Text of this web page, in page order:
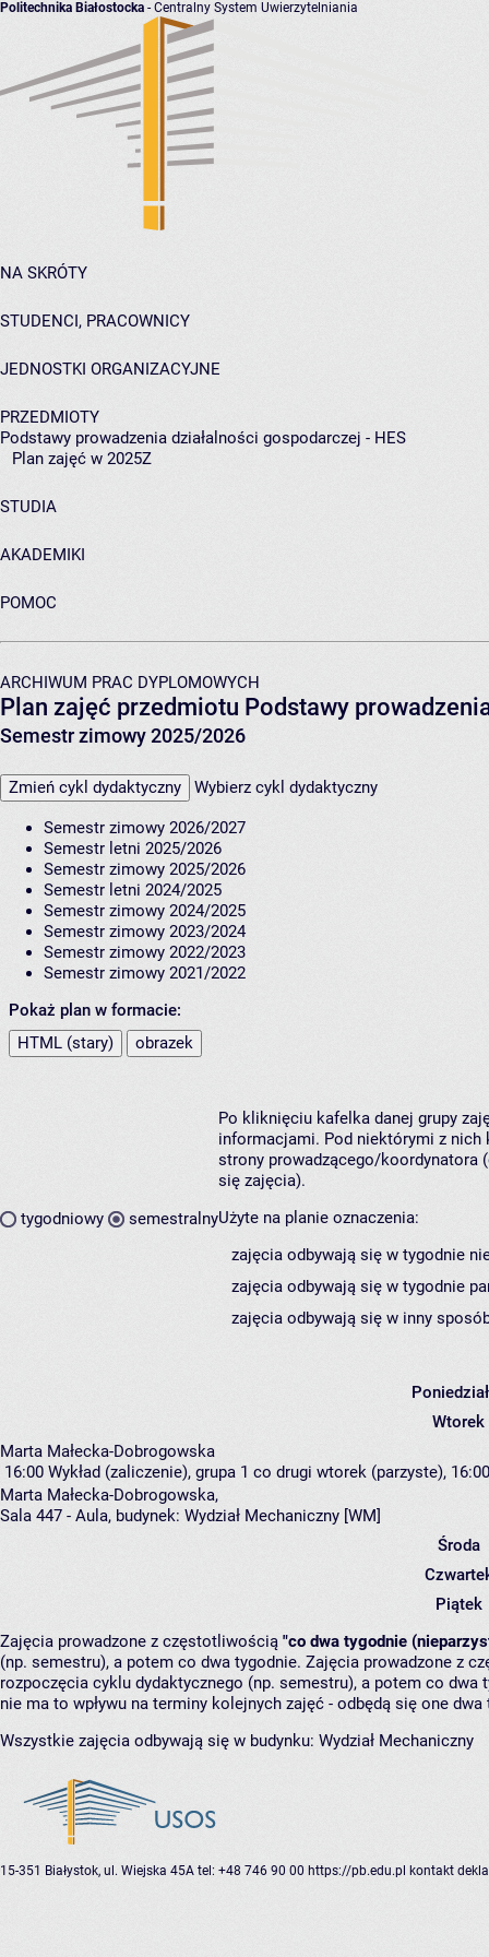
Politechnika Białostocka - Centralny System Uwierzytelniania
NA SKRÓTY
STUDENCI, PRACOWNICY
JEDNOSTKI ORGANIZACYJNE
PRZEDMIOTY
Podstawy prowadzenia działalności gospodarczej - HES
Plan zajęć w 2025Z
STUDIA
AKADEMIKI
POMOC
ARCHIWUM PRAC DYPLOMOWYCH
Plan zajęć przedmiotu Podstawy
Semestr zimowy 2025/2026
Zmień cykl dydaktyczny Wybierz cykl dydaktyczny
Semestr zimowy 2026/2027
Semestr letni 2025/2026
Semestr zimowy 2025/2026
Semestr letni 2024/2025
Semestr zimowy 2024/2025
Semestr zimowy 2023/2024
Semestr zimowy 2022/2023
Semestr zimowy 2021/2022
Pokaż plan w formacie:
HTML (stary)
obrazek
tygodniowy semestralny
Po kliknięciu kafelka danej grupy
informacjami. Pod niektórymi z nich
strony prowadzącego/koordynatora
się zajęcia).
Użyte na planie oznaczenia:
zajęcia odbywają się w tygodnie
zajęcia odbywają się w tygodnie
zajęcia odbywają się w inny
Wtorek
Marta Małecka-Dobrogowska
16:00 Wykład (zaliczenie), grupa 1 co drugi wtorek (parzyste),
Marta Małecka-Dobrogowska,
Sala 447 - Aula, budynek: Wydział Mechaniczny [WM]
Środa
Piątek
Zajęcia prowadzone z częstotliwością "co dwa tygodnie
(np. semestru), a potem co dwa tygodnie. Zajęcia prowadzone z
rozpoczęcia cyklu dydaktycznego (np. semestru), a potem co
nie ma to wpływu na terminy kolejnych zajęć - odbędą się one
Wszystkie zajęcia odbywają się w budynku: Wydział Mechaniczny
15-351 Białystok, ul. Wiejska 45A tel: +48 746 90 00 https://pb.edu.pl kontakt